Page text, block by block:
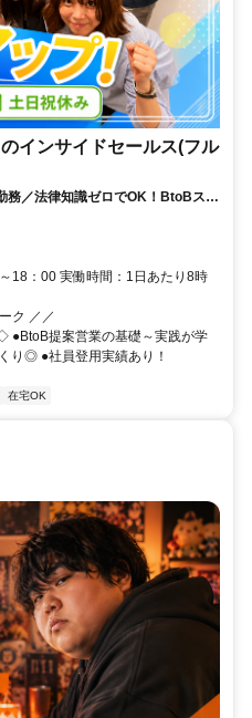
インサイドセールス(フル
務／法律知識ゼロでOK！BtoBスキ
18：00 実働時間：1日あたり8時
ク ／／
提案営業の基礎～実践が学
り◎ ●社員登用実績あり！
在宅OK